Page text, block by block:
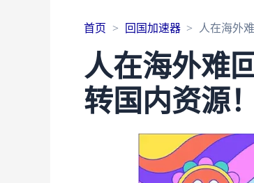
首页 回国加速器 人在海外
人在海外难
转国内资源！